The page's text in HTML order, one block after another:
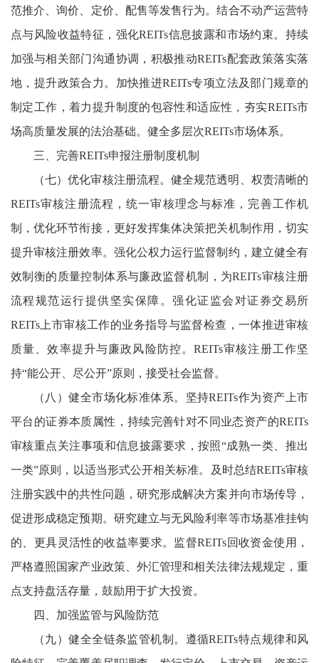
范推介、询价、定价、配售等发售行为。结合不动产运营特
点与风险收益特征，强化REITs信息披露和市场约束。持续
加强与相关部门沟通协调，积极推动REITs配套政策落实落
地，提升政策合力。加快推进REITs专项立法及部门规章的
制定工作，着力提升制度的包容性和适应性，夯实REITs市
场高质量发展的法治基础。健全多层次REITs市场体系。
三、完善REITs申报注册制度机制
（七）优化审核注册流程。健全规范透明、权责清晰的
REITs审核注册流程，统一审核理念与标准，完善工作机
制，优化环节衔接，更好发挥集体决策把关机制作用，切实
提升审核注册效率。强化公权力运行监督制约，建立健全有
效制衡的质量控制体系与廉政监督机制，为REITs审核注册
流程规范运行提供坚实保障。强化证监会对证券交易所
REITs上市审核工作的业务指导与监督检查，一体推进审核
质量、效率提升与廉政风险防控。REITs审核注册工作坚
持“能公开、尽公开”原则，接受社会监督。
（八）健全市场化标准体系。坚持REITs作为资产上市
平台的证券本质属性，持续完善针对不同业态资产的REITs
审核重点关注事项和信息披露要求，按照“成熟一类、推出
一类”原则，以适当形式公开相关标准。及时总结REITs审核
注册实践中的共性问题，研究形成解决方案并向市场传导，
促进形成稳定预期。研究建立与无风险利率等市场基准挂钩
的、更具灵活性的收益率要求。监督REITs回收资金使用，
严格遵照国家产业政策、外汇管理和相关法律法规规定，重
点支持盘活存量，鼓励用于扩大投资。
四、加强监管与风险防范
（九）健全全链条监管机制。遵循REITs特点规律和风